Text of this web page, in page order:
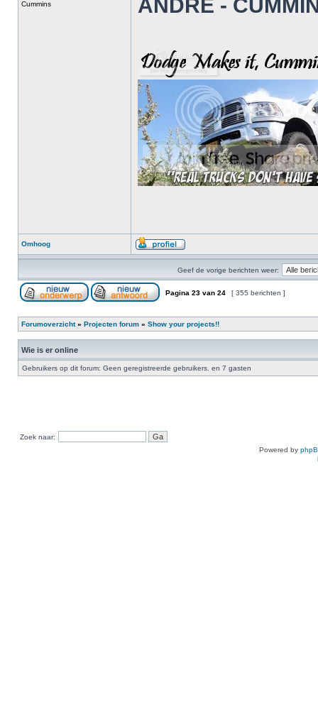
Cummins ANDRE -
Omhoog
Geef de vorige berichten weer:
Pagina 23 van 24 [ 355 berichten ]
Forumoverzicht» Projecten forum » Show your projects!!
Wie is er online
Gebruikers op dit forum: Geen geregistreerde gebruikers. en 7 gasten
Zoek naar:
Powered by